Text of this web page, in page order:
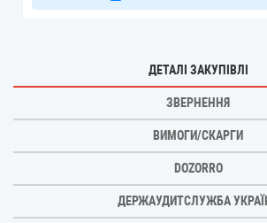
ДЕТАЛІ ЗАКУПІВЛІ
ЗВЕРНЕННЯ
ВИМОГИ/СКАРГИ
DOZORRO
ДЕРЖАУДИТСЛУЖБА